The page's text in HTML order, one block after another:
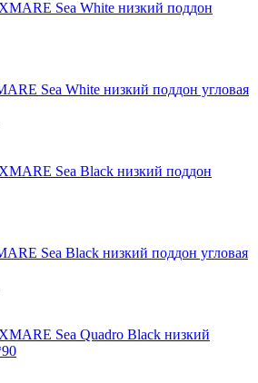
Sea White низкий поддон угловая
Sea Black низкий поддон угловая